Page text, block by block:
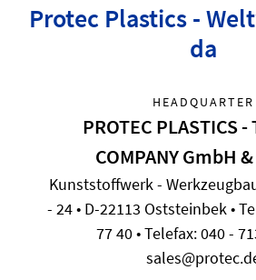
Protec Plastics -
da
HEADQUARTER
PROTEC PLASTICS -
COMPANY GmbH
Kunststoffwerk -
- 24 • D-22113 Oststeinbek •
77 40 • Telefax: 040 -